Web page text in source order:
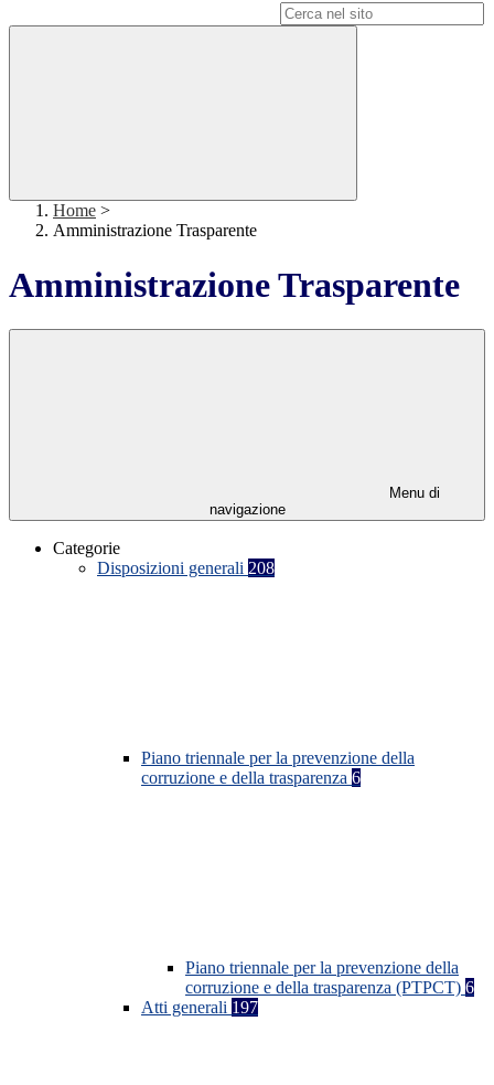
Home >
Amministrazione Trasparente
Amministrazione Trasparente
Menu di
navigazione
Categorie
Disposizioni generali 208
Piano triennale per la prevenzione della
corruzione e della trasparenza 6
Piano triennale per la prevenzione della
corruzione e della trasparenza (PTPCT) 6
Atti generali 197